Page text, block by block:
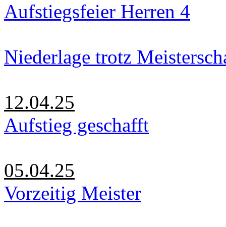
Aufstiegsfeier Herren 4
Niederlage trotz
12.04.25
Aufstieg geschafft
05.04.25
Vorzeitig Meister